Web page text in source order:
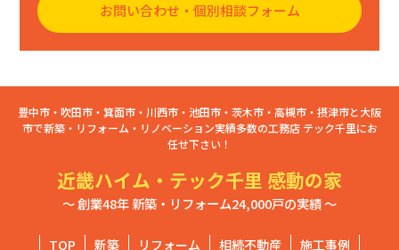
お問い合わせ・個別相談フォーム
豊中市・吹田市・箕面市・川西市・池田市・茨木市・高槻市・摂津市と大阪
市で新築・リフォーム・リノベーション実績多数の工務店 テック千里にお
任せ下さい！
近畿ハイム・テック千里 感動の家
～ 創業48年 新築・リフォーム24,000戸の実績 ～
TOP 新築 リフォーム 相続不動産 施工事例